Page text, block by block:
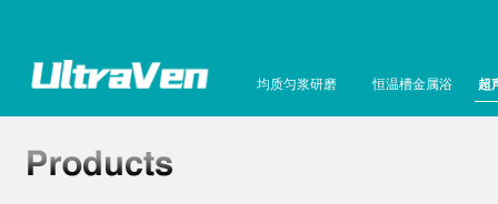
均质匀浆研磨 恒温槽金属浴 超